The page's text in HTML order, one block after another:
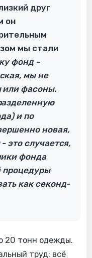
друг
он
мы стали
фонд -
мы не
или фасоны.
и по
новая,
это случается,
фонда
процедуры
как секонд-
20 тонн одежды.
труд: всё